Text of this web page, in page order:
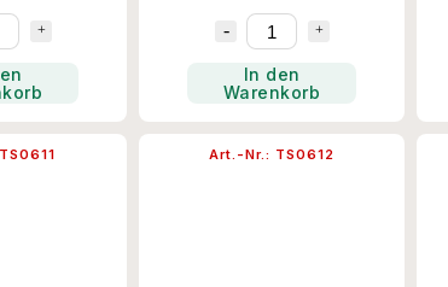
In den
Warenkorb
TS0611 Art.-Nr.: TS0612